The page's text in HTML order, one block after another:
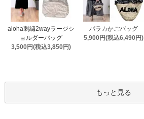
aloha刺繍2wayラージシ
ョルダーバッグ
3,500円(税込3,850円)
パラカかごバッグ
5,900円(税込6,490円)
もっと見る